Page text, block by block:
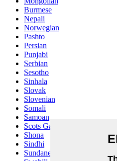
Burmese
Nepali
Norwegian
Pashto
Persian
Punjabi
Serbian
Sesotho
Sinhala
Slovak
Slovenian
Somali
Samoan
Scots Gaelic
Shona
Sindhi
Sundanese